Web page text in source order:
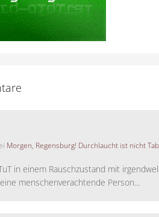
Morgen, Regensburg! Durchlaucht ist nicht
in einem Rauschzustand mit
menschenverachtende Person...